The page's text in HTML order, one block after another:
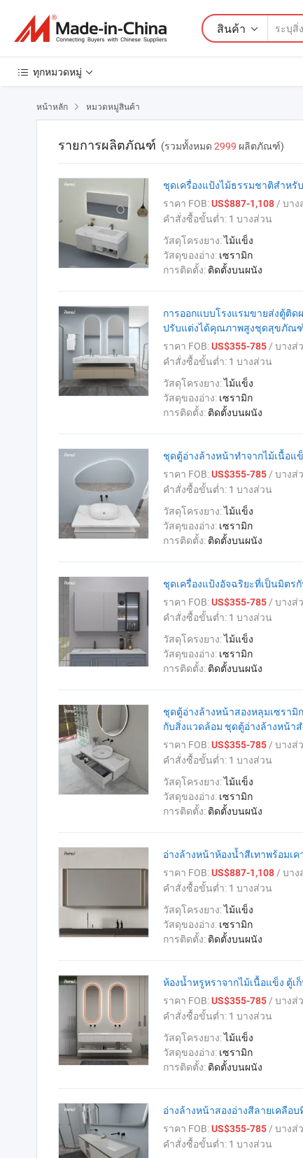
สินค้า
ทุกหมวดหมู่
หน้าหลัก  หมวดหมู่สินค้า
รายการผลิตภัณฑ์ (รวมทั้งหมด 2999 ผลิตภัณฑ์)
ชุดเครื่องแป้งไม้ธรรมชาติสำหรั
ราคา FOB:US$887-1,108/ บาง
คำสั่งซื้อขั้นต่ำ: 1 บางส่วน
วัสดุโครงยาง:ไม้แข็ง
วัสดุของอ่าง: เซรามิก
การติดตั้ง: ติดตั้งบนผนัง
การออกแบบโรงแรมขายส่งตู้ติด
ปรับแต่งได้คุณภาพสูงชุดสุขภัณ
ราคา FOB:US$355-785/ บางส่
คำสั่งซื้อขั้นต่ำ: 1 บางส่วน
วัสดุโครงยาง:ไม้แข็ง
วัสดุของอ่าง: เซรามิก
การติดตั้ง: ติดตั้งบนผนัง
ชุดตู้อ่างล้างหน้าทำจากไม้เนื้อแ
ราคา FOB:US$355-785/ บางส่
คำสั่งซื้อขั้นต่ำ: 1 บางส่วน
วัสดุโครงยาง:ไม้แข็ง
วัสดุของอ่าง: เซรามิก
การติดตั้ง: ติดตั้งบนผนัง
ชุดเครื่องแป้งอัจฉริยะที่เป็นมิตร
ราคา FOB:US$355-785/ บางส่
คำสั่งซื้อขั้นต่ำ: 1 บางส่วน
วัสดุโครงยาง:ไม้แข็ง
วัสดุของอ่าง: เซรามิก
การติดตั้ง: ติดตั้งบนผนัง
ชุดตู้อ่างล้างหน้าสองหลุมเซรามิ
กับสิ่งแวดล้อม ชุดตู้อ่างล้างหน้า
ราคา FOB:US$355-785/ บางส่
คำสั่งซื้อขั้นต่ำ: 1 บางส่วน
วัสดุโครงยาง:ไม้แข็ง
วัสดุของอ่าง: เซรามิก
การติดตั้ง: ติดตั้งบนผนัง
อ่างล้างหน้าห้องน้ำสีเทาพร้อมเ
ราคา FOB:US$887-1,108/ บาง
คำสั่งซื้อขั้นต่ำ: 1 บางส่วน
วัสดุโครงยาง:ไม้แข็ง
วัสดุของอ่าง: เซรามิก
การติดตั้ง: ติดตั้งบนผนัง
ห้องน้ำหรูหราจากไม้เนื้อแข็ง ตู้เ
ราคา FOB:US$355-785/ บางส่
คำสั่งซื้อขั้นต่ำ: 1 บางส่วน
วัสดุโครงยาง:ไม้แข็ง
วัสดุของอ่าง: เซรามิก
การติดตั้ง: ติดตั้งบนผนัง
อ่างล้างหน้าสองอ่างสีลายเคลือ
ราคา FOB:US$355-785/ บางส่
คำสั่งซื้อขั้นต่ำ: 1 บางส่วน